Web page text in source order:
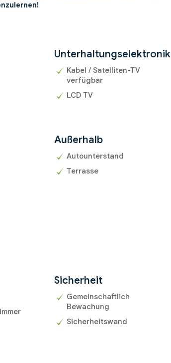
Unterhaltungselektronik
Kabel / Satelliten-TV
verfügbar
LCD TV
Außerhalb
Autounterstand
Terrasse
Sicherheit
Gemeinschaftlich
Bewachung
Sicherheitswand